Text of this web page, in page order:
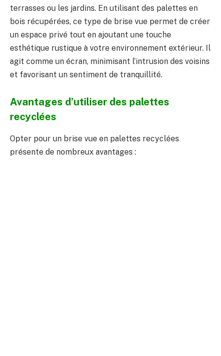
terrasses ou les jardins. En utilisant des palettes en
bois récupérées, ce type de brise vue permet de créer
un espace privé tout en ajoutant une touche
esthétique rustique à votre environnement extérieur. Il
agit comme un écran, minimisant l’intrusion des voisins
et favorisant un sentiment de tranquillité.
Avantages d’utiliser des palettes
recyclées
Opter pour un brise vue en palettes recyclées
présente de nombreux avantages :